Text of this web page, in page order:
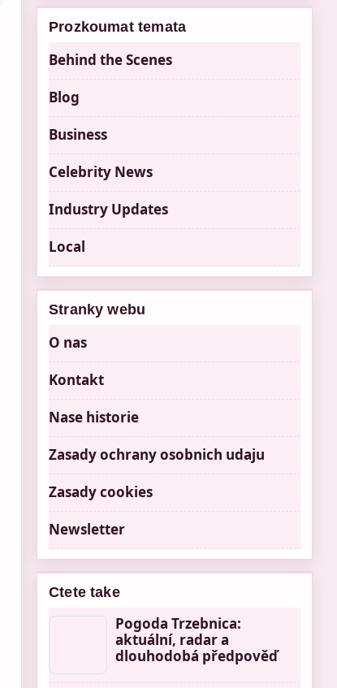
Prozkoumat temata
Behind the Scenes
Blog
Business
Celebrity News
Industry Updates
Local
Stranky webu
O nas
Kontakt
Nase historie
Zasady ochrany osobnich udaju
Zasady cookies
Newsletter
Ctete take
Pogoda Trzebnica:
aktuální, radar a
dlouhodobá předpověď